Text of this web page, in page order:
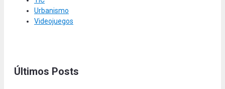
Urbanismo
Videojuegos
Últimos Posts